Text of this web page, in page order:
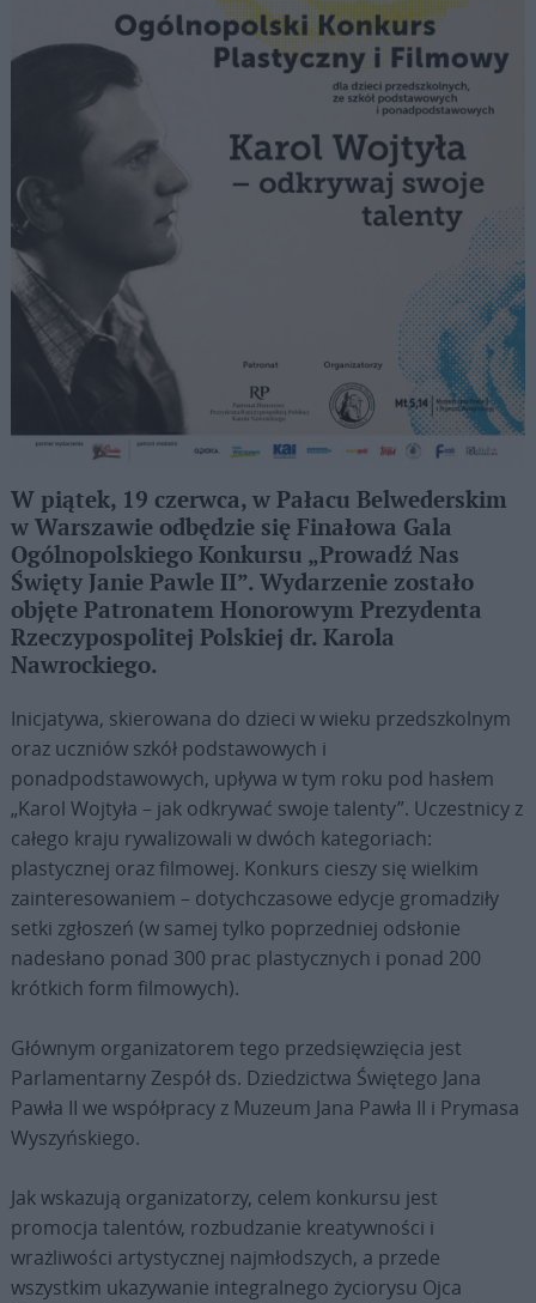
W piątek, 19 czerwca, w Pałacu Belwederskim
w Warszawie odbędzie się Finałowa Gala
Ogólnopolskiego Konkursu „Prowadź Nas
Święty Janie Pawle II”. Wydarzenie zostało
objęte Patronatem Honorowym Prezydenta
Rzeczypospolitej Polskiej dr. Karola
Nawrockiego.
Inicjatywa, skierowana do dzieci w wieku przedszkolnym
oraz uczniów szkół podstawowych i
ponadpodstawowych, upływa w tym roku pod hasłem
„Karol Wojtyła – jak odkrywać swoje talenty”. Uczestnicy z
całego kraju rywalizowali w dwóch kategoriach:
plastycznej oraz filmowej. Konkurs cieszy się wielkim
zainteresowaniem – dotychczasowe edycje gromadziły
setki zgłoszeń (w samej tylko poprzedniej odsłonie
nadesłano ponad 300 prac plastycznych i ponad 200
krótkich form filmowych).
Głównym organizatorem tego przedsięwzięcia jest
Parlamentarny Zespół ds. Dziedzictwa Świętego Jana
Pawła II we współpracy z Muzeum Jana Pawła II i Prymasa
Wyszyńskiego.
Jak wskazują organizatorzy, celem konkursu jest
promocja talentów, rozbudzanie kreatywności i
wrażliwości artystycznej najmłodszych, a przede
wszystkim ukazywanie integralnego życiorysu Ojca